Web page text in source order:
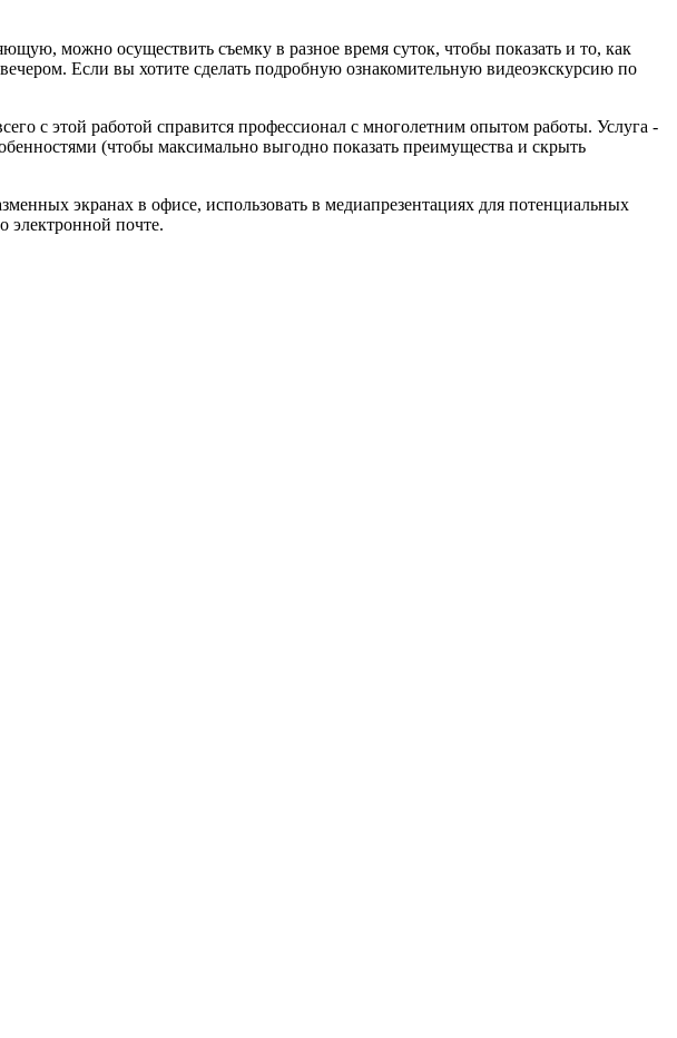
можно осуществить съемку в разное время суток, чтобы показать и то, как
Если вы хотите сделать подробную ознакомительную видеоэкскурсию по
с этой работой справится профессионал с многолетним опытом работы. Услуга -
(чтобы максимально выгодно показать преимущества и скрыть
экранах в офисе, использовать в медиапрезентациях для потенциальных
электронной почте.